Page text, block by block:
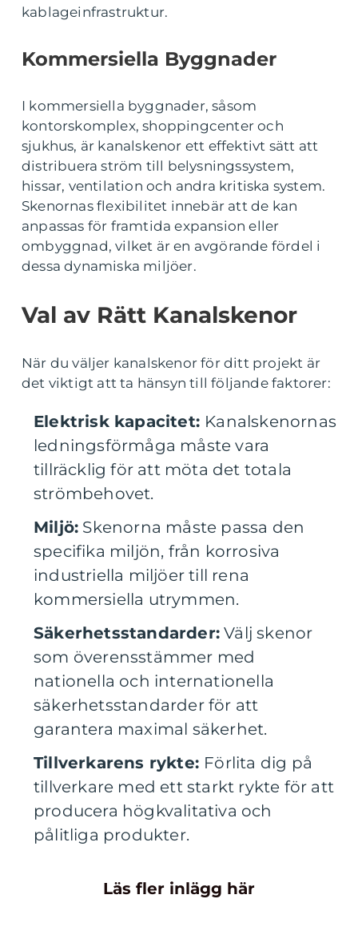
kablageinfrastruktur.
Kommersiella Byggnader
I kommersiella byggnader, såsom
kontorskomplex, shoppingcenter och
sjukhus, är kanalskenor ett effektivt sätt att
distribuera ström till belysningssystem,
hissar, ventilation och andra kritiska system.
Skenornas flexibilitet innebär att de kan
anpassas för framtida expansion eller
ombyggnad, vilket är en avgörande fördel i
dessa dynamiska miljöer.
Val av Rätt Kanalskenor
När du väljer kanalskenor för ditt projekt är
det viktigt att ta hänsyn till följande faktorer:
Elektrisk kapacitet: Kanalskenornas
ledningsförmåga måste vara
tillräcklig för att möta det totala
strömbehovet.
Miljö: Skenorna måste passa den
specifika miljön, från korrosiva
industriella miljöer till rena
kommersiella utrymmen.
Säkerhetsstandarder: Välj skenor
som överensstämmer med
nationella och internationella
säkerhetsstandarder för att
garantera maximal säkerhet.
Tillverkarens rykte: Förlita dig på
tillverkare med ett starkt rykte för att
producera högkvalitativa och
pålitliga produkter.
Läs fler inlägg här